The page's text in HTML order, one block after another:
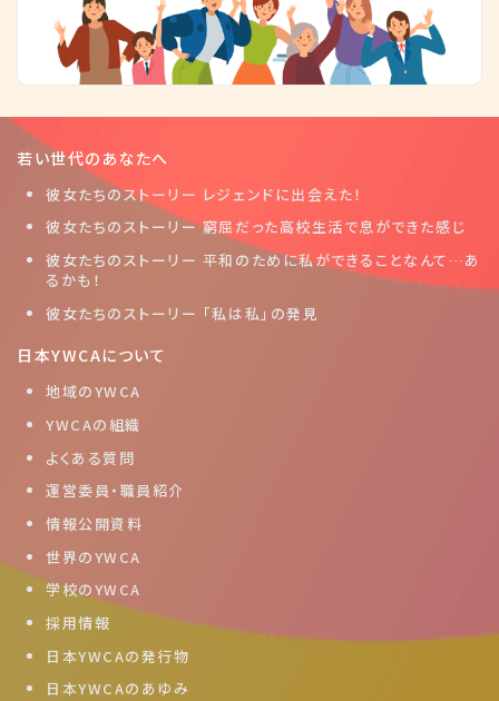
若い世代のあなたへ
彼女たちのストーリー レジェンドに出会えた！
彼女たちのストーリー 窮屈だった高校生活で息ができた感じ
彼女たちのストーリー 平和のために私ができることなんて…あ
るかも！
彼女たちのストーリー 「私は私」の発見
日本YWCAについて
地域のYWCA
YWCAの組織
よくある質問
運営委員・職員紹介
情報公開資料
世界のYWCA
学校のYWCA
採用情報
日本YWCAの発行物
日本YWCAのあゆみ